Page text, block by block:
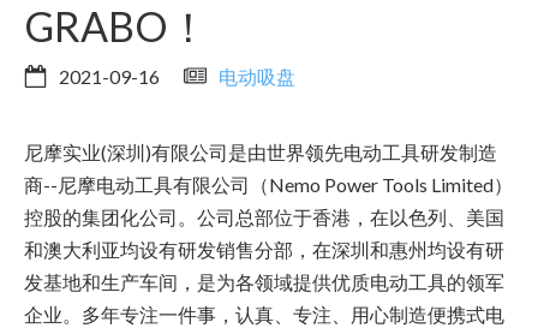
GRABO！
2021-09-16 电动吸盘
尼摩实业(深圳)有限公司是由世界领先电动工具研发制造
商--尼摩电动工具有限公司（Nemo Power Tools Limited）
控股的集团化公司。公司总部位于香港，在以色列、美国
和澳大利亚均设有研发销售分部，在深圳和惠州均设有研
发基地和生产车间，是为各领域提供优质电动工具的领军
企业。多年专注一件事，认真、专注、用心制造便携式电